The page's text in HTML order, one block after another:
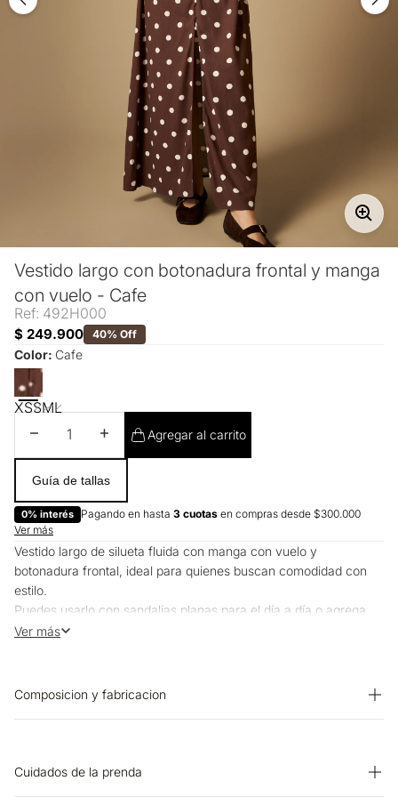
Vestido largo con botonadura frontal y manga
con vuelo - Cafe
Ref: 492H000
$ 249.900 40% Off
Color: Cafe
XSSML
Disminuir cantidadAumentar cantidad
Agregar al carrito
Guía de tallas
0% interés Pagando en hasta 3 cuotas en compras desde $300.000
Ver más
Vestido largo de silueta fluida con manga con vuelo y
botonadura frontal, ideal para quienes buscan comodidad con
estilo.
Puedes usarlo con sandalias planas para el día a día o agrega
capas ligeras en espacios más frescos.
Ver más
Composicion y fabricacion
Cuidados de la prenda